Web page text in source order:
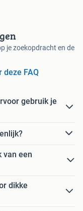
je zoekopdracht en de
deze FAQ
gebruik je
van een
dikke